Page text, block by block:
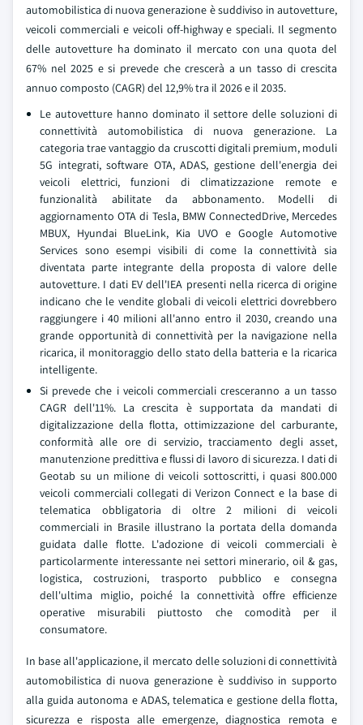
automobilistica di nuova generazione è suddiviso in autovetture,
veicoli commerciali e veicoli off-highway e speciali. Il segmento
delle autovetture ha dominato il mercato con una quota del
67% nel 2025 e si prevede che crescerà a un tasso di crescita
annuo composto (CAGR) del 12,9% tra il 2026 e il 2035.
Le autovetture hanno dominato il settore delle soluzioni di
connettività automobilistica di nuova generazione. La
categoria trae vantaggio da cruscotti digitali premium, moduli
5G integrati, software OTA, ADAS, gestione dell'energia dei
veicoli elettrici, funzioni di climatizzazione remote e
funzionalità abilitate da abbonamento. Modelli di
aggiornamento OTA di Tesla, BMW ConnectedDrive, Mercedes
MBUX, Hyundai BlueLink, Kia UVO e Google Automotive
Services sono esempi visibili di come la connettività sia
diventata parte integrante della proposta di valore delle
autovetture. I dati EV dell'IEA presenti nella ricerca di origine
indicano che le vendite globali di veicoli elettrici dovrebbero
raggiungere i 40 milioni all'anno entro il 2030, creando una
grande opportunità di connettività per la navigazione nella
ricarica, il monitoraggio dello stato della batteria e la ricarica
intelligente.
Si prevede che i veicoli commerciali cresceranno a un tasso
CAGR dell'11%. La crescita è supportata da mandati di
digitalizzazione della flotta, ottimizzazione del carburante,
conformità alle ore di servizio, tracciamento degli asset,
manutenzione predittiva e flussi di lavoro di sicurezza. I dati di
Geotab su un milione di veicoli sottoscritti, i quasi 800.000
veicoli commerciali collegati di Verizon Connect e la base di
telematica obbligatoria di oltre 2 milioni di veicoli
commerciali in Brasile illustrano la portata della domanda
guidata dalle flotte. L'adozione di veicoli commerciali è
particolarmente interessante nei settori minerario, oil & gas,
logistica, costruzioni, trasporto pubblico e consegna
dell'ultima miglio, poiché la connettività offre efficienze
operative misurabili piuttosto che comodità per il
consumatore.
In base all'applicazione, il mercato delle soluzioni di connettività
automobilistica di nuova generazione è suddiviso in supporto
alla guida autonoma e ADAS, telematica e gestione della flotta,
sicurezza e risposta alle emergenze, diagnostica remota e